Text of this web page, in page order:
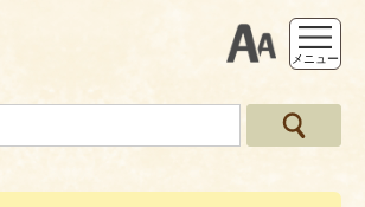
支援ツー
メニュー